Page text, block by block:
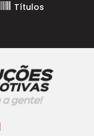
Títulos